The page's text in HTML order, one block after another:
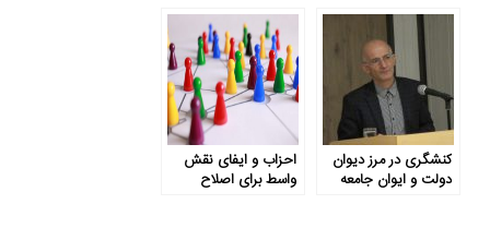
کنشگری در مرز دیوان
دولت و ایوان جامعه
احزاب و ایفای نقش
واسط برای اصلاح